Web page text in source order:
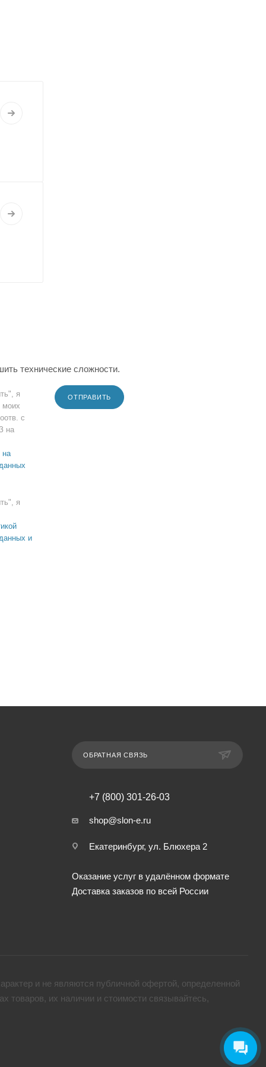
технические сложности.
я
моих
с
на
на
я
и
ОТПРАВИТЬ
ОБРАТНАЯ СВЯЗЬ
+7 (800) 301-26-03
shop@slon-e.ru
Екатеринбург, ул. Блюхера 2
Оказание услуг в удалённом формате
Доставка заказов по всей России
и не являются публичной офертой, определенной
товaров, их наличии и стоимости связывайтесь,